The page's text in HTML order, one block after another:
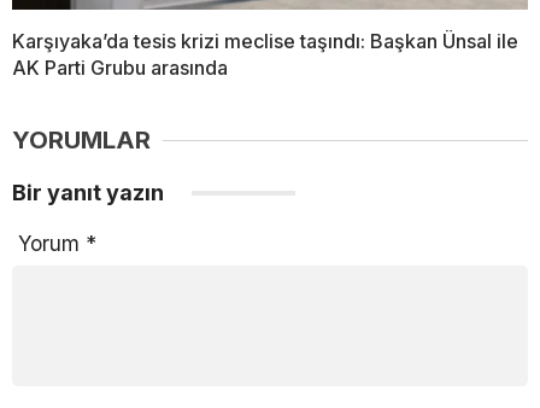
Karşıyaka’da tesis krizi meclise taşındı: Başkan Ünsal ile
AK Parti Grubu arasında
YORUMLAR
Bir yanıt yazın
Yorum *